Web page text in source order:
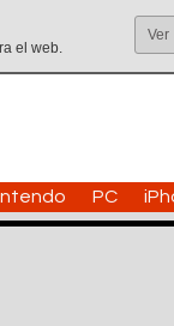
el web.
Ver
PC